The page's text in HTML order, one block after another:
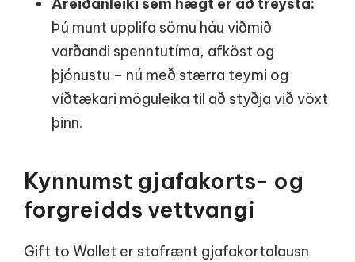
Áreiðanleiki sem hægt er að treysta:
Þú munt upplifa sömu háu viðmið
varðandi spenntutíma, afköst og
þjónustu – nú með stærra teymi og
víðtækari möguleika til að styðja við vöxt
þinn.
Kynnumst gjafakorts- og
forgreidds vettvangi
Gift to Wallet er stafrænt gjafakortalausn